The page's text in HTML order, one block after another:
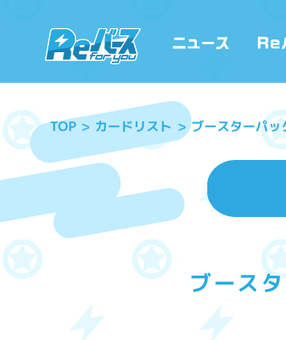
TOP カードリスト ブースターパッ
ブース